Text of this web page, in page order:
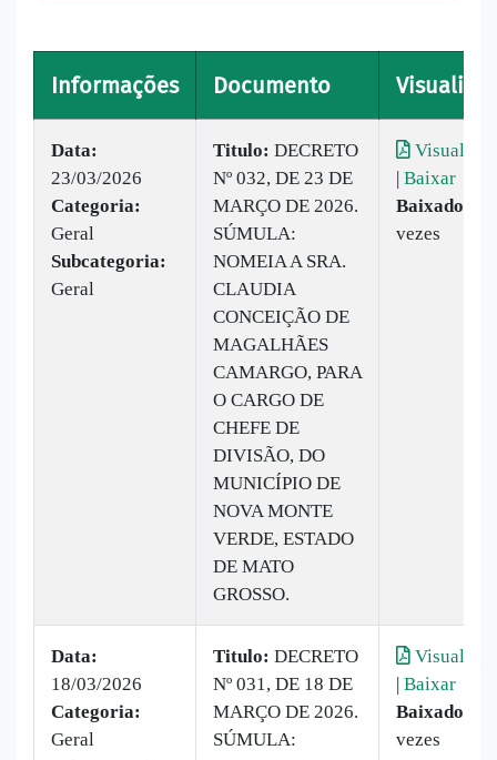
Informações Documento Visualizar
Data:
23/03/2026
Categoria:
Geral
Subcategoria:
Geral
Titulo: DECRETO
Nº 032, DE 23 DE
MARÇO DE 2026.
SÚMULA:
NOMEIA A SRA.
CLAUDIA
CONCEIÇÃO DE
MAGALHÃES
CAMARGO, PARA
O CARGO DE
CHEFE DE
DIVISÃO, DO
MUNICÍPIO DE
NOVA MONTE
VERDE, ESTADO
DE MATO
GROSSO.
Visualizar
| Baixar
Baixado:
vezes
Data:
18/03/2026
Categoria:
Geral
Titulo: DECRETO
Nº 031, DE 18 DE
MARÇO DE 2026.
SÚMULA:
Visualizar
| Baixar
Baixado:
vezes